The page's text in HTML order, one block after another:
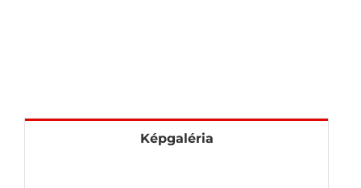
Képgaléria